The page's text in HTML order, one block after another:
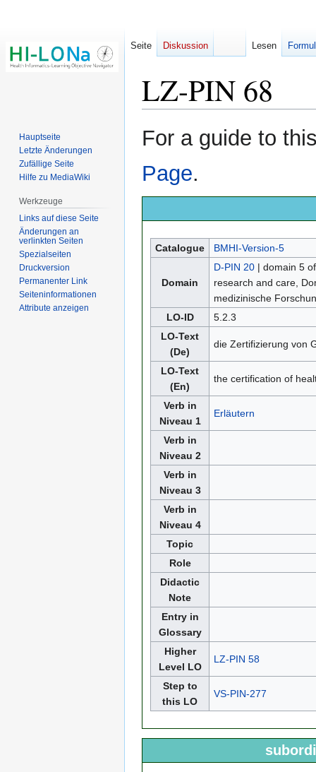
LZ-PIN 68
Zur
Navigation
Zur
Suche
For a guide to
Page.
Catalogue BMHI-Version-5
Domain
D-PIN 20| domain 5
research and care,
medizinische
LO-ID
5.2.3
LO-Text
(De)
die Zertifizierung von
LO-Text
(En)
the certification of
Verb in
Niveau 1
Erläutern
Verb in
Niveau 2
Verb in
Niveau 3
Verb in
Niveau 4
Topic
Role
Didactic
Note
Entry in
Glossary
Higher
Level LO
LZ-PIN 58
Step to
this LO
VS-PIN-277
Seite Diskussion Lesen
Hauptseite
Letzte Änderungen
Zufällige Seite
Hilfe zu MediaWiki
Werkzeuge
Links auf diese Seite
Änderungen an
verlinkten Seiten
Spezialseiten
Druckversion
Permanenter Link
Seiten­­informationen
Attribute anzeigen